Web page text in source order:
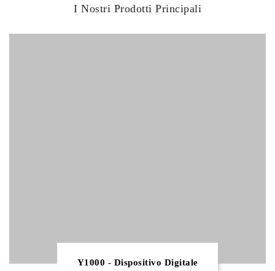
I Nostri Prodotti Principali
Y1000 - Dispositivo Digitale